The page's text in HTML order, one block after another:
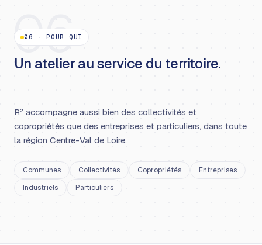
06
06 ·POUR QUI
Un atelier au service du territoire.
R² accompagne aussi bien des collectivités et
copropriétés que des entreprises et particuliers, dans toute
la région Centre-Val de Loire.
Communes Collectivités Copropriétés
Entreprises
Industriels
Particuliers